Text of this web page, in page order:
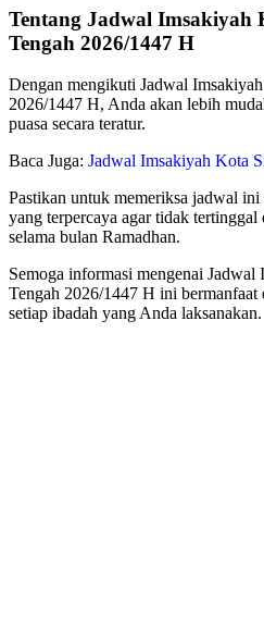
Tentang Jadwal Imsakiyah
Tengah 2026/1447 H
Dengan mengikuti Jadwal
2026/1447 H, Anda akan lebih
puasa secara teratur.
Baca Juga: Jadwal Imsakiyah Kota
Pastikan untuk memeriksa jadwal ini
yang terpercaya agar tidak
selama bulan Ramadhan.
Semoga informasi mengenai
Tengah 2026/1447 H ini bermanfaat
setiap ibadah yang Anda laksanakan.